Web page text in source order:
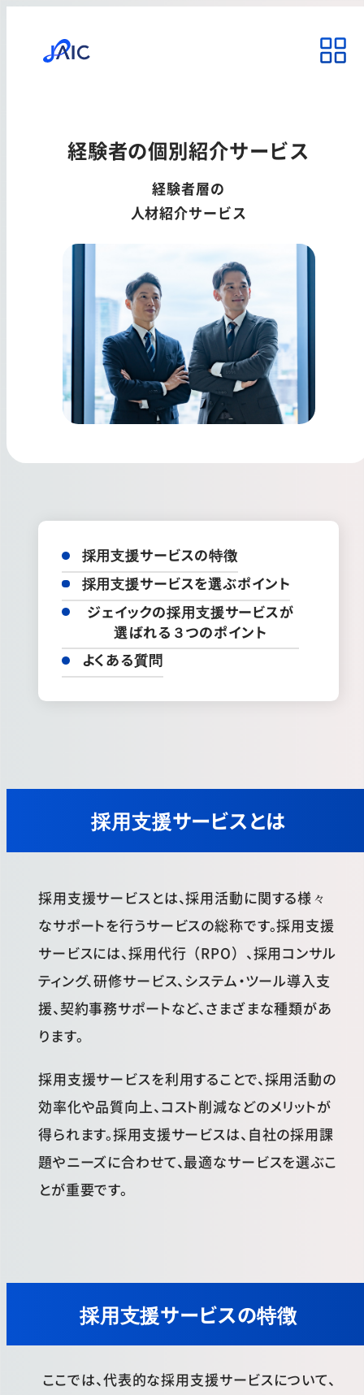
経験者の個別紹介サービス
経験者層の
人材紹介サービス
採用支援サービスの特徴
採用支援サービスを選ぶポイント
ジェイックの採用支援サービスが
選ばれる３つのポイント
よくある質問
採用支援サービスとは
採用支援サービスとは、採用活動に関する様々
なサポートを行うサービスの総称です。採用支援
サービスには、採用代行（RPO）、採用コンサル
ティング、研修サービス、システム・ツール導入支
援、契約事務サポートなど、さまざまな種類があ
ります。
採用支援サービスを利用することで、採用活動の
効率化や品質向上、コスト削減などのメリットが
得られます。採用支援サービスは、自社の採用課
題やニーズに合わせて、最適なサービスを選ぶこ
とが重要です。
採用支援サービスの特徴
ここでは、代表的な採用支援サービスについて、